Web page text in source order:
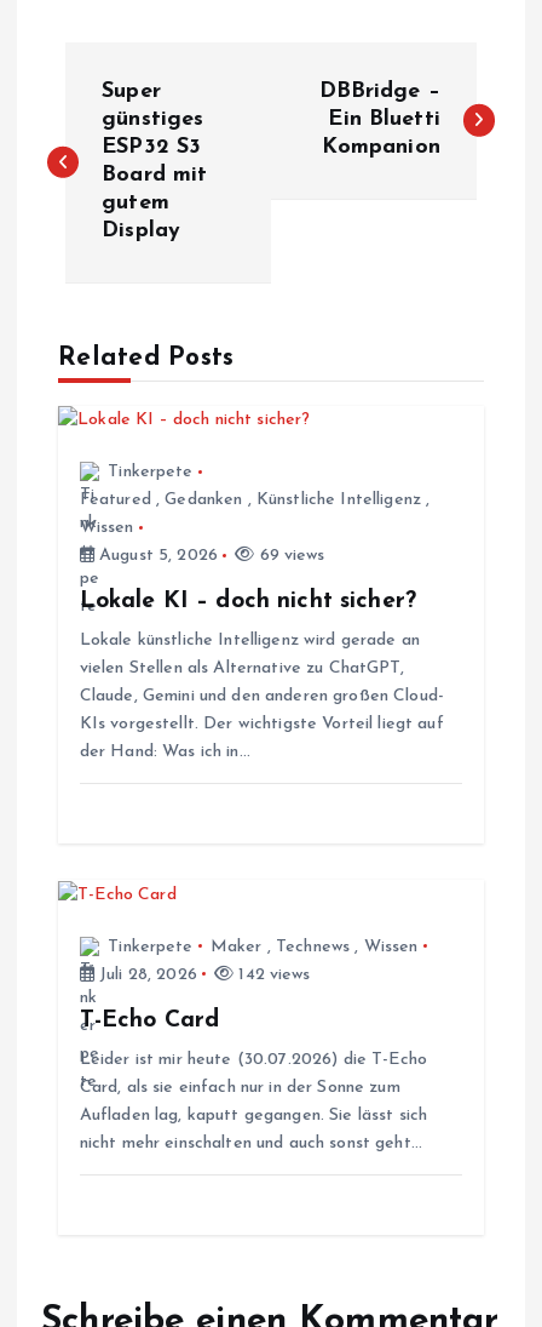
i
a
g
t
Super
günstiges
ESP32 S3
Board mit
gutem
Display
DBBridge –
Ein Bluetti
Kompanion
Related Posts
Tinkerpete
Featured ,Gedanken , Künstliche Intelligenz ,
Wissen
August 5, 2026
69 views
Lokale KI – doch nicht sicher?
Lokale künstliche Intelligenz wird gerade an
vielen Stellen als Alternative zu ChatGPT,
Claude, Gemini und den anderen großen Cloud-
KIs vorgestellt. Der wichtigste Vorteil liegt auf
der Hand: Was ich in…
Tinkerpete Maker , Technews , Wissen
Juli 28, 2026
142 views
T-Echo Card
Leider ist mir heute (30.07.2026) die T-Echo
Card, als sie einfach nur in der Sonne zum
Aufladen lag, kaputt gegangen. Sie lässt sich
nicht mehr einschalten und auch sonst geht…